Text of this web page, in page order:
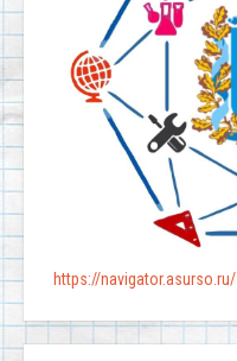
https://navigator.asurso.ru/